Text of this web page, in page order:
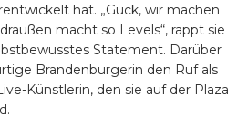
hat. „Guck, wir machen
macht so Levels“, rappt sie
Statement. Darüber
Brandenburgerin den Ruf als
Künstlerin, den sie auf der Plaza